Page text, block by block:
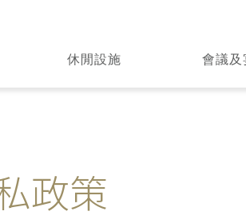
休閒設施 會議及
政策